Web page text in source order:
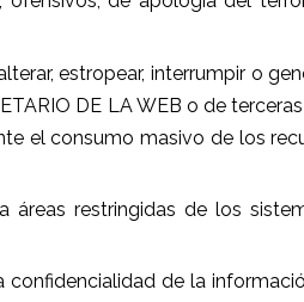
estropear, interrumpir o
DE LA WEB o de
el consumo masivo de los
restringidas de los
de la